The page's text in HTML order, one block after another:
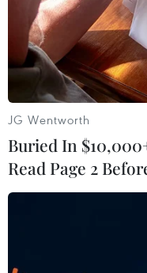
JG Wentworth
Buried In
Read Page 2